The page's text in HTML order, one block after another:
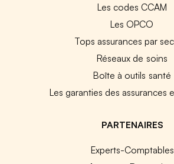
Les codes CCAM
Les OPCO
Tops assurances par
Réseaux de soins
Boîte à outils santé
Les garanties des assurances
PARTENAIRES
Experts-Comptables